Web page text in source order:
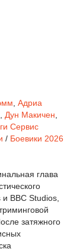
Адриа
Дун Макичен
Сервис
/ Боевики 2026
глава
BBC Studios,
затяжного